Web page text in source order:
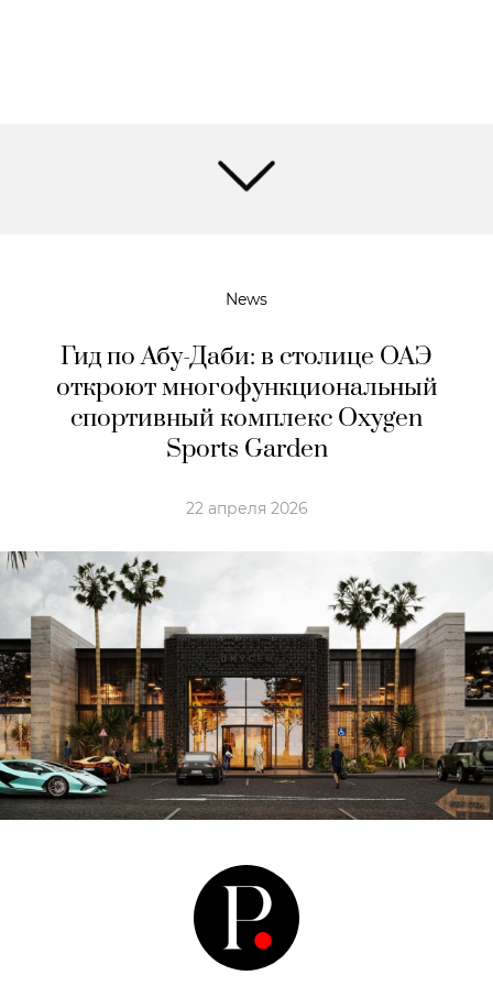
News
Гид по Абу-Даби: в столице ОАЭ
откроют многофункциональный
спортивный комплекс Oxygen
Sports Garden
22 апреля 2026